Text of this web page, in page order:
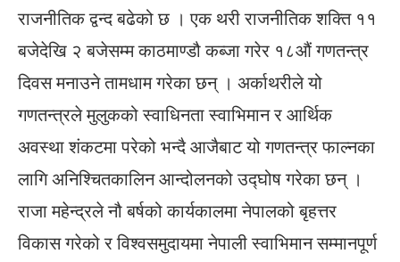
राजनीतिक द्वन्द बढेको छ । एक थरी राजनीतिक शक्ति ११
बजेदेखि २ बजेसम्म काठमाण्डौ कब्जा गरेर १८औं गणतन्त्र
दिवस मनाउने तामधाम गरेका छन् । अर्काथरीले यो
गणतन्त्रले मुलुकको स्वाधिनता स्वाभिमान र आर्थिक
अवस्था शंकटमा परेको भन्दै आजैबाट यो गणतन्त्र फाल्नका
लागि अनिश्चितकालिन आन्दोलनको उद्घोष गरेका छन् ।
राजा महेन्द्रले नौ बर्षको कार्यकालमा नेपालको बृहत्तर
विकास गरेको र विश्वसमुदायमा नेपाली स्वाभिमान सम्मानपूर्ण